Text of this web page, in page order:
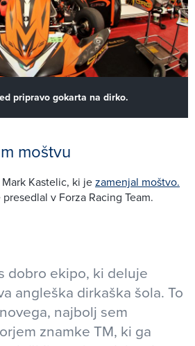
pripravo gokarta na dirko.
moštvu
Kastelic, ki jezamenjal moštvo.
v Forza Racing Team.
dobro ekipo, ki deluje
angleška dirkaška šola. To
najbolj sem
znamke TM, ki ga